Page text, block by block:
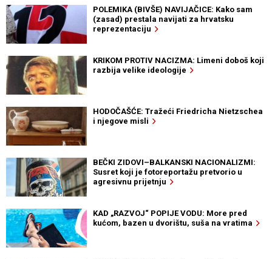
POLEMIKA (BIVŠE) NAVIJAČICE: Kako sam
(zasad) prestala navijati za hrvatsku
reprezentaciju
KRIKOM PROTIV NACIZMA: Limeni doboš koji
razbija velike ideologije
HODOČAŠĆE: Tražeći Friedricha Nietzschea
i njegove misli
BEČKI ZIDOVI–BALKANSKI NACIONALIZMI:
Susret koji je fotoreportažu pretvorio u
agresivnu prijetnju
KAD „RAZVOJ“ POPIJE VODU: More pred
kućom, bazen u dvorištu, suša na vratima